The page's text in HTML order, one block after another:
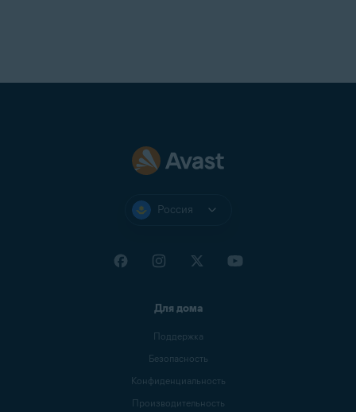
Россия
Для дома
Поддержка
Безопасность
Конфиденциальность
Производительность